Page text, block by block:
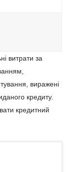
витрати за
виражені
кредиту.
кредитний